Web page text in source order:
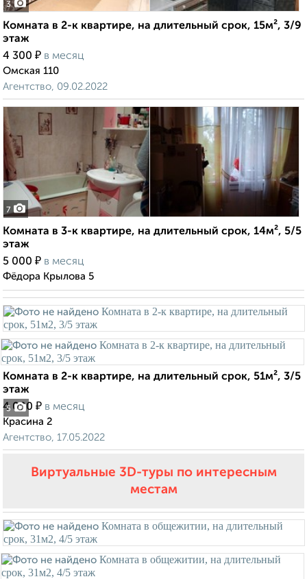
3
Комната в 2-к квартире, на длительный срок, 15м², 3/9
этаж
4 300 ₽ в месяц
Омская 110
Агентство, 09.02.2022
7
Комната в 3-к квартире, на длительный срок, 14м², 5/5
этаж
5 000 ₽ в месяц
Фёдора Крылова 5
5
Комната в 2-к квартире, на длительный срок, 51м², 3/5
этаж
4 000 ₽ в месяц
Красина 2
Агентство, 17.05.2022
Виртуальные 3D-туры по интересным
местам